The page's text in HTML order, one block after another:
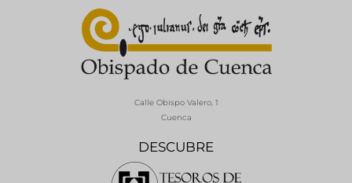
DESCUBRE
Calle Obispo Valero, 1
Cuenca